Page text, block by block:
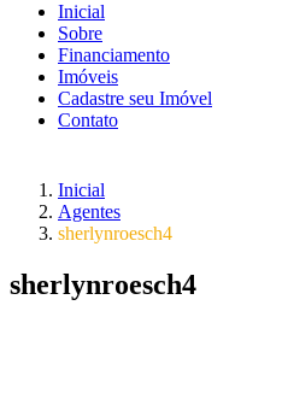
Inicial
Sobre
Financiamento
Imóveis
Cadastre seu Imóvel
Contato
Inicial
Agentes
sherlynroesch4
sherlynroesch4